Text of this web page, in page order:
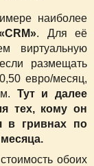
наиболее
. Для её
виртуальную
размещать
евро/месяц,
Тут и далее
тех, кому он
в гривнах по
обоих